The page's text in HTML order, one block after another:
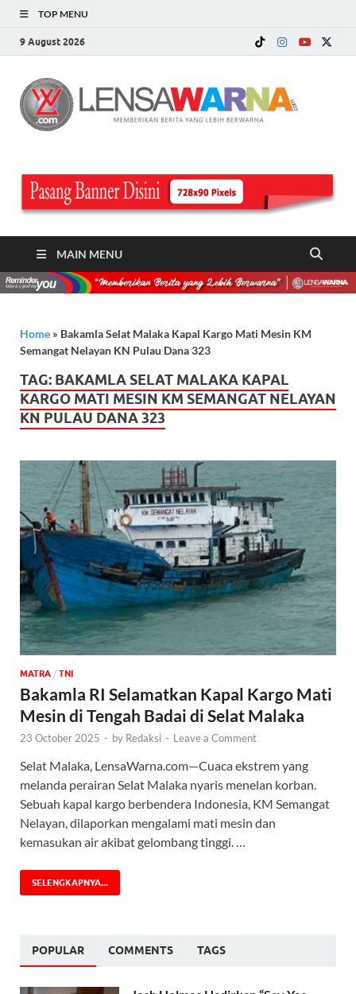
TOP MENU
9 August 2026
MAIN MENU
Home » Bakamla Selat Malaka Kapal Kargo Mati Mesin KM
Semangat Nelayan KN Pulau Dana 323
TAG: BAKAMLA SELAT MALAKA KAPAL
KARGO MATI MESIN KM SEMANGAT NELAYAN
KN PULAU DANA 323
MATRA / TNI
Bakamla RI Selamatkan Kapal Kargo Mati
Mesin di Tengah Badai di Selat Malaka
23 October 2025 - by Redaksi - Leave a Comment
Selat Malaka, LensaWarna.com—Cuaca ekstrem yang
melanda perairan Selat Malaka nyaris menelan korban.
Sebuah kapal kargo berbendera Indonesia, KM Semangat
Nelayan, dilaporkan mengalami mati mesin dan
kemasukan air akibat gelombang tinggi. …
SELENGKAPNYA...
POPULAR COMMENTS TAGS